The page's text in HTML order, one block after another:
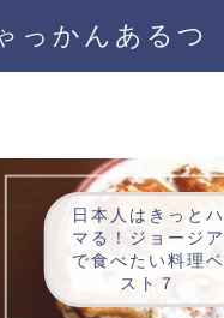
っかんあるつ
日本人はきっとハ
マる！ジョージア
で食べたい料理ベ
スト７